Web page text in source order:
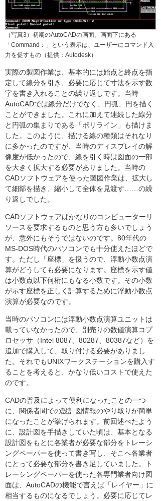
（写真3）初期のAutoCADの画面。画面下にある
「Command：」という表示は、ユーザーにコマンド入
力を促すもの（提供：Autodesk）
実際の製図作業は、基本的には始点と終点を指
定して線分を引き、必要に応じて寸法を示す数
字を書き入れることの繰り返しです。当時
AutoCADでは線分だけでなく、円弧、円を描く
ことができました。これに加えて連続した線分
と円弧の集まりである「ポリライン」も描けま
した。このように、描ける線の種類はそれなり
に多かったのですが、当時のディスプレイの解
像度が低かったので、線を引く時は図面の一部
を大きく拡大する必要がありました。当時の
CADソフトウェアを使った製図作業は、拡大し
て細部を描き、縮小して全体を見渡す……の繰
り返しでした。
CADソフトウェアはかなりのコンピューターリ
ソースを要求するものと思う方も多いでしょう
が、意外にもそうではないのです。80年代の
MS-DOS時代のパソコンでも十分使えたほどで
す。ただし「座標」を扱うので、浮動小数点演
算がどうしても必要になります。座標を示す値
は小数点以下何桁にもなる小数です。その小数
が示す座標を正しく計算するために浮動小数点
演算が必要なのです。
当時のパソコンには浮動小数点演算ユニットは
載っていなかったので、別売りの数値演算コプ
ロセッサ（Intel 8087、80287、80387など）を
追加で購入して、取り付ける必要がありまし
た。それでもUNIXワークステーションを購入す
ることを考えると、かなり低いコストで使えた
のです。
CADの普及によって便利になったことの一つ
に、関係者間での設計図情報のやり取りが簡単
になったことが挙げられます。前回述べたよう
に、設計図を手描きしていた頃は、基本となる
設計図をもとに各業者が必要な部分をトレーシ
ングペーパーを使って書き写し、そこへ各業者
にとって必要な部分を書き足していました。ト
レーシングペーパーを使った各専門業者向け図
面は、AutoCADの機能で言えば「レイヤー」に
相当するものになるでしょう。必要に応じてレ